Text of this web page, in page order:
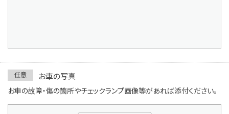
任意 お車の写真
お車の故障・傷の箇所やチェックランプ画像等があれば添付ください。